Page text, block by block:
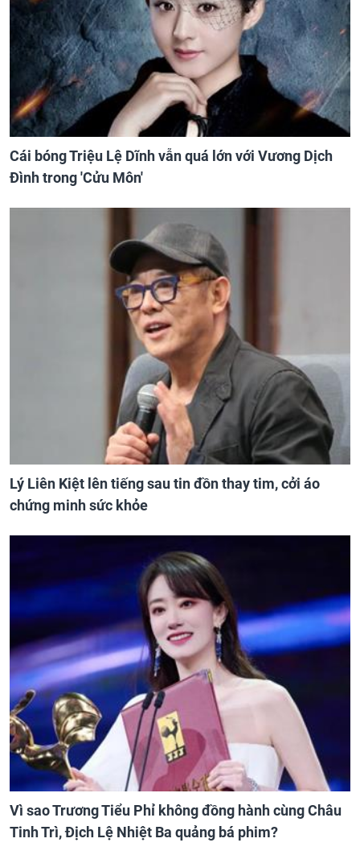
Cái bóng Triệu Lệ Dĩnh vẫn quá lớn với Vương Dịch
Đình trong 'Cửu Môn'
Lý Liên Kiệt lên tiếng sau tin đồn thay tim, cởi áo
chứng minh sức khỏe
Vì sao Trương Tiểu Phỉ không đồng hành cùng Châu
Tinh Trì, Địch Lệ Nhiệt Ba quảng bá phim?